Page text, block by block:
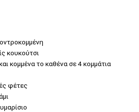
κουκούτσι
κομμένα το καθένα σε 4 κομμάτια
φέτες